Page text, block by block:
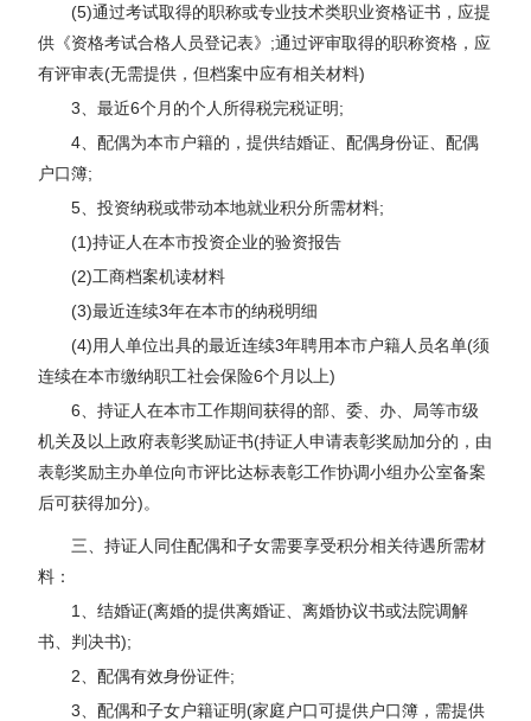
(5)通过考试取得的职称或专业技术类职业资格证书，应提
供《资格考试合格人员登记表》;通过评审取得的职称资格，应
有评审表(无需提供，但档案中应有相关材料)
3、最近6个月的个人所得税完税证明;
4、配偶为本市户籍的，提供结婚证、配偶身份证、配偶
户口簿;
5、投资纳税或带动本地就业积分所需材料;
(1)持证人在本市投资企业的验资报告
(2)工商档案机读材料
(3)最近连续3年在本市的纳税明细
(4)用人单位出具的最近连续3年聘用本市户籍人员名单(须
连续在本市缴纳职工社会保险6个月以上)
6、持证人在本市工作期间获得的部、委、办、局等市级
机关及以上政府表彰奖励证书(持证人申请表彰奖励加分的，由
表彰奖励主办单位向市评比达标表彰工作协调小组办公室备案
后可获得加分)。
三、持证人同住配偶和子女需要享受积分相关待遇所需材
料：
1、结婚证(离婚的提供离婚证、离婚协议书或法院调解
书、判决书);
2、配偶有效身份证件;
3、配偶和子女户籍证明(家庭户口可提供户口簿，需提供